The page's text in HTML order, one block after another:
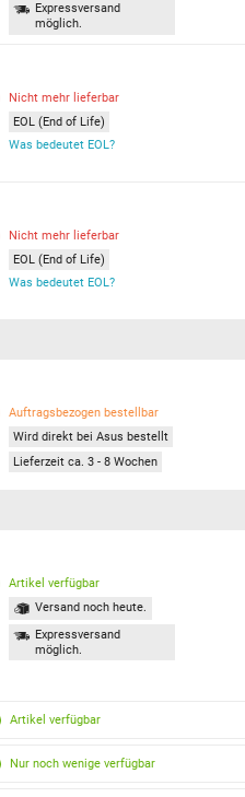
Expressversand
möglich.
Nicht mehr lieferbar
EOL (End of Life)
Was bedeutet EOL?
Nicht mehr lieferbar
EOL (End of Life)
Was bedeutet EOL?
Auftragsbezogen bestellbar
Wird direkt bei Asus bestellt
Lieferzeit ca. 3 - 8 Wochen
Artikel verfügbar
Versand noch heute.
Expressversand
möglich.
Artikel verfügbar
Nur noch wenige verfügbar